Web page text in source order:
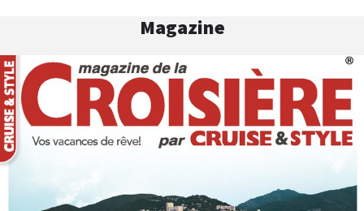
Magazine